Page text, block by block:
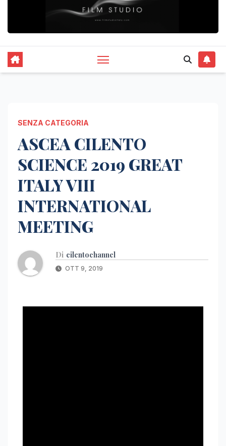
SENZA CATEGORIA
ASCEA CILENTO
SCIENCE 2019 GREAT
ITALY VIII
INTERNATIONAL
MEETING
Di cilentochannel
OTT 9, 2019